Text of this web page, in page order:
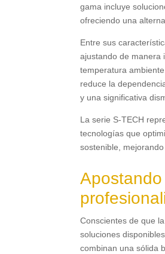
gama incluye
ofreciendo una
Entre sus
ajustando de manera
temperatura
reduce la
y una significativa
La serie S-TECH
tecnologías que
sostenible,
Conscientes de que
soluciones
combinan una sólida